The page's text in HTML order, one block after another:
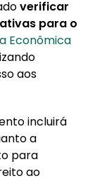
verificar
para o
Econômica
aos
incluirá
a
para
ao